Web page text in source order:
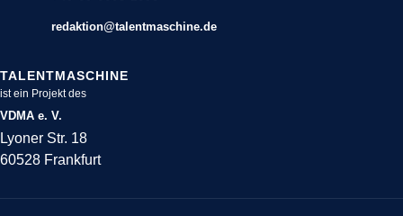
redaktion@talentmaschine.de
TALENTMASCHINE
ist ein Projekt des
VDMA e. V.
Lyoner Str. 18
60528 Frankfurt